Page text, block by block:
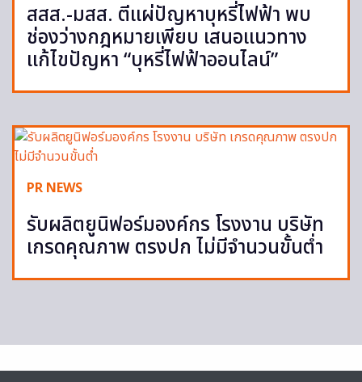
สสส.-มสส. ตีแผ่ปัญหาบุหรี่ไฟฟ้า พบ
ช่องว่างกฎหมายเพียบ เสนอแนวทาง
แก้ไขปัญหา “บุหรี่ไฟฟ้าออนไลน์”
PR NEWS
รับผลิตยูนิฟอร์มองค์กร โรงงาน บริษัท
เกรดคุณภาพ ตรงปก ไม่มีจำนวนขั้นต่ำ